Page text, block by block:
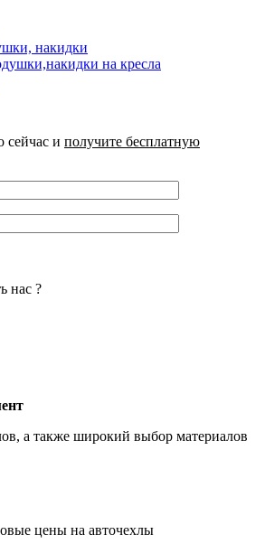
накидки
сейчас и получите бесплатную
нас ?
, а также широкий выбор материалов
цены на авточехлы